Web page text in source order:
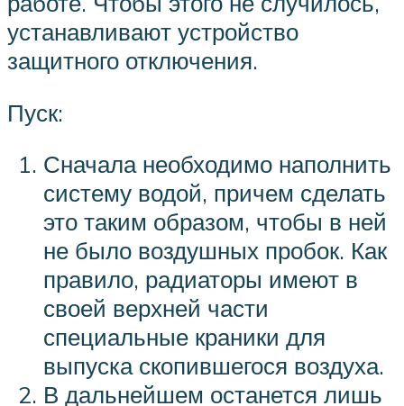
устанавливают устройство
защитного отключения.
Пуск:
Сначала необходимо наполнить
систему водой, причем сделать
это таким образом, чтобы в ней
не было воздушных пробок. Как
правило, радиаторы имеют в
своей верхней части
специальные краники для
выпуска скопившегося воздуха.
В дальнейшем останется лишь